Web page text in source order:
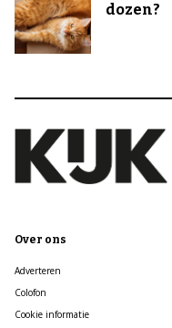
dozen?
Over ons
Adverteren
Colofon
Cookie informatie